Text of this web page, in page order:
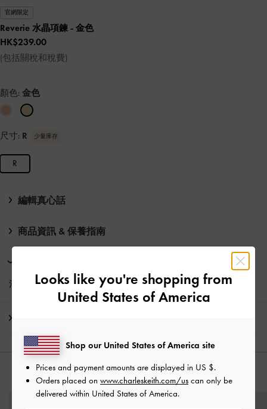
官網限定
Reverie 水晶項鍊 - 金色
HK$239.00
(包括關稅和稅費)
顏色: 金色
尺寸: R 少量庫存
R
編輯真心話
商品資訊 & 保養指南
消費滿HK$350即享免費標準運送
猜你喜歡
Looks like you're shopping from
United States of America
Shop our United States of America site
Prices and payment amounts are displayed in US $.
Orders placed on www.charleskeith.com/us can only be
delivered within United States of America.